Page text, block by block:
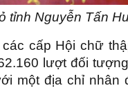
tỉnh Nguyễn Tấn
cấp Hội chữ
lượt đối
một địa chỉ nhân